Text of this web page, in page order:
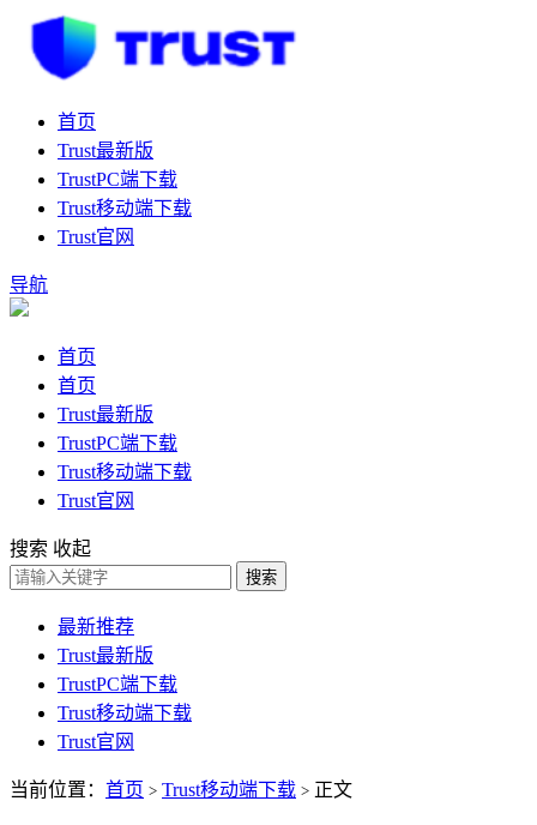
首页
Trust最新版
TrustPC端下载
Trust移动端下载
Trust官网
导航
首页
首页
Trust最新版
TrustPC端下载
Trust移动端下载
Trust官网
搜索 收起
搜索
最新推荐
Trust最新版
TrustPC端下载
Trust移动端下载
Trust官网
当前位置： 首页 > Trust移动端下载 > 正文